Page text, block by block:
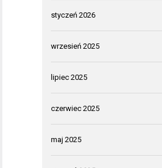
styczeń 2026
wrzesień 2025
lipiec 2025
czerwiec 2025
maj 2025